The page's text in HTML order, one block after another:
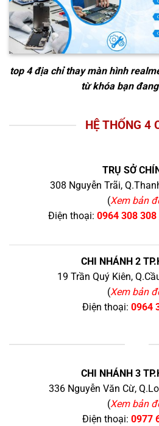
top 4 địa chỉ thay màn hình
từ khóa bạn
HỆ THỐNG 4
TRỤ SỞ
308 Nguyễn Trãi,
(Xem bản
Điện thoại: 0964 308 308
CHI NHÁNH 2
19 Trần Quý Kiên,
(Xem bản
Điện thoại: 0964
CHI NHÁNH 3
336 Nguyễn Văn Cừ,
(Xem bản
Điện thoại: 0977